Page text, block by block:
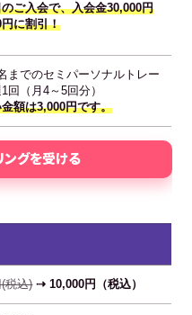
ご入会で、入会金30,000円
に割引！
までのセミパーソナルトレー
回（月4～5回分）
額は3,000円です。
ングを受ける
税込)⇢ 10,000円（税込）